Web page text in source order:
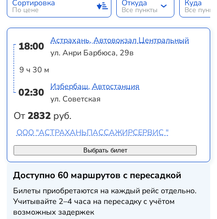
Сортировка
По цене
Откуда
Все пункты
Куда
Все
18:00
9 ч 30 м
02:30
От2832 руб.
Астрахань, Автовокзал Центральный
ул. Анри Барбюса, 29в
Избербаш, Автостанция
ул. Советская
Выбрать билет
ООО "АСТРАХАНЬПАССАЖИРСЕРВИС "
Доступно 60 маршрутов с пересадкой
Билеты приобретаются на каждый рейс отдельно.
Учитывайте 2–4 часа на пересадку с учётом
возможных задержек